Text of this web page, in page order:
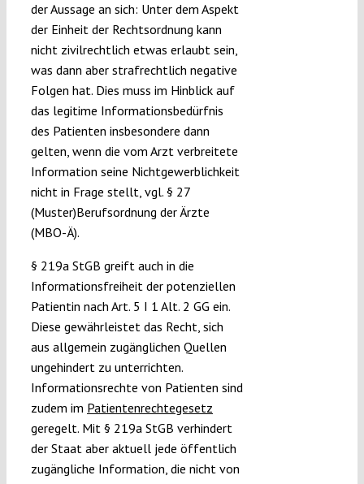
der Aussage an sich: Unter dem Aspekt
der Einheit der Rechtsordnung kann
nicht zivilrechtlich etwas erlaubt sein,
was dann aber strafrechtlich negative
Folgen hat. Dies muss im Hinblick auf
das legitime Informationsbedürfnis
des Patienten insbesondere dann
gelten, wenn die vom Arzt verbreitete
Information seine Nichtgewerblichkeit
nicht in Frage stellt, vgl. § 27
(Muster)Berufsordnung der Ärzte
(MBO-Ä).
§ 219a StGB greift auch in die
Informationsfreiheit der potenziellen
Patientin nach Art. 5 I 1 Alt. 2 GG ein.
Diese gewährleistet das Recht, sich
aus allgemein zugänglichen Quellen
ungehindert zu unterrichten.
Informationsrechte von Patienten sind
zudem im Patientenrechtegesetz
geregelt. Mit § 219a StGB verhindert
der Staat aber aktuell jede öffentlich
zugängliche Information, die nicht von